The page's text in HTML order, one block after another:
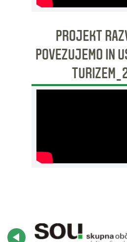
PROJEKT
POVEZUJEMO IN